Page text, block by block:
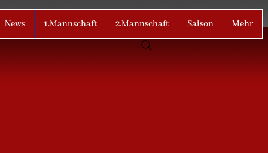
News 1.Mannschaft 2.Mannschaft Saison Mehr